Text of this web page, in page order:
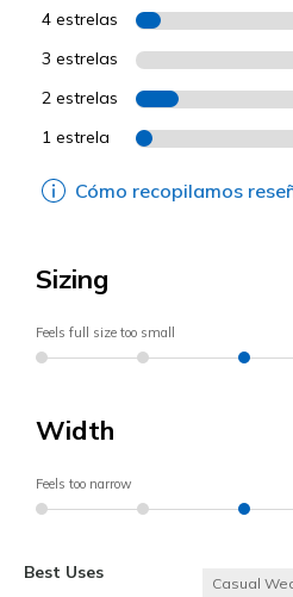
4 estrelas
3 estrelas
2 estrelas
1 estrela
Cómo recopilamos
Sizing
Feels full size too small
Width
Feels too narrow
Best Uses
Casual